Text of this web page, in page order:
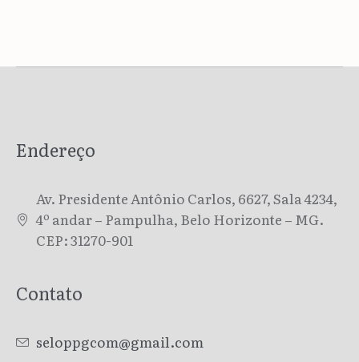
Endereço
Av. Presidente Antônio Carlos, 6627, Sala 4234,
4º andar – Pampulha, Belo Horizonte – MG.
CEP: 31270-901
Contato
seloppgcom@gmail.com